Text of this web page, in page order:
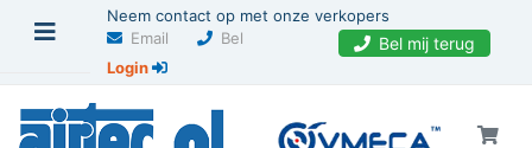
Neem contact op met onze verkopers
Email
Bel Bel mij terug
Login